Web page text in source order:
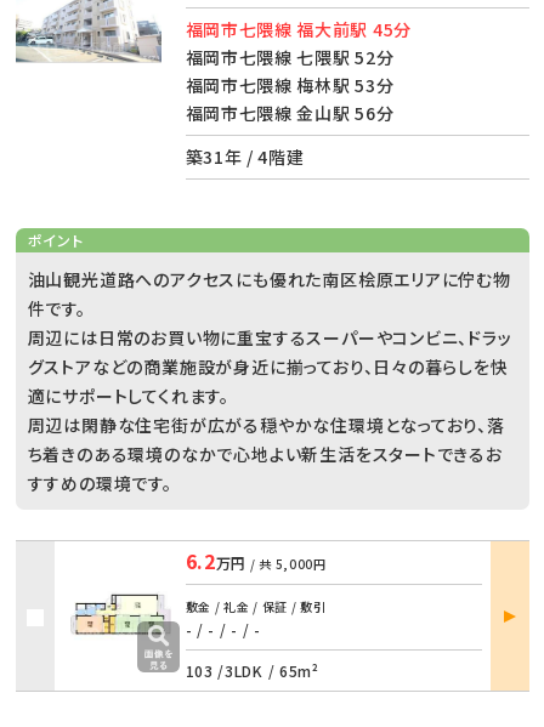
福岡市七隈線 福大前駅 45分
福岡市七隈線 七隈駅 52分
福岡市七隈線 梅林駅 53分
福岡市七隈線 金山駅 56分
築31年 / 4階建
ポイント
油山観光道路へのアクセスにも優れた南区桧原エリアに佇む物
件です。
周辺には日常のお買い物に重宝するスーパーやコンビニ、ドラッ
グストアなどの商業施設が身近に揃っており、日々の暮らしを快
適にサポートしてくれます。
周辺は閑静な住宅街が広がる穏やかな住環境となっており、落
ち着きのある環境のなかで心地よい新生活をスタートできるお
すすめの環境です。
6.2万円 / 共 5,000円
敷金 / 礼金 / 保証 / 敷引
- / - / - / -
103 /3LDK / 65m²
部屋
詳細